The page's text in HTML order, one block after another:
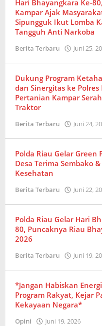
Hari Bhayangkara Ke-
Kampar Ajak
Sipungguk Ikut Lomba
Tangguh Anti Narkoba
Berita Terbaru Juni 25,
Dukung Program
dan Sinergitas ke Polres
Pertanian Kampar
Traktor
Berita Terbaru Juni 24,
Polda Riau Gelar Green
Desa Terima Sembako
Kesehatan
Berita Terbaru Juni 22,
Polda Riau Gelar Hari
80, Puncaknya Riau
2026
Berita Terbaru Juni 19,
*Jangan Habiskan
Program Rakyat, Kejar
Kekayaan Negara*
Opini Juni 19, 2026